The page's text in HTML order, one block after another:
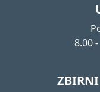
8.00
ZBIRNI